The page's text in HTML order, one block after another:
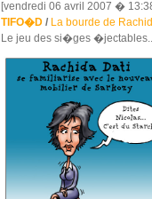
[vendredi 06 avril 2007 �
TIFO�D/ La bourde de
Le jeu des si�ges